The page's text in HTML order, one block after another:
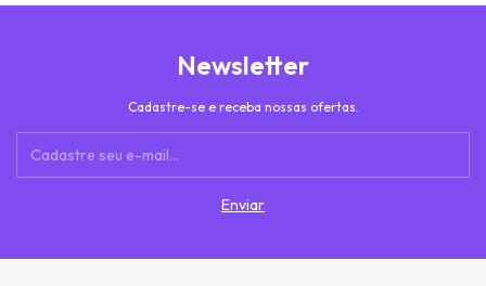
Newsletter
Cadastre-se e receba nossas ofertas.